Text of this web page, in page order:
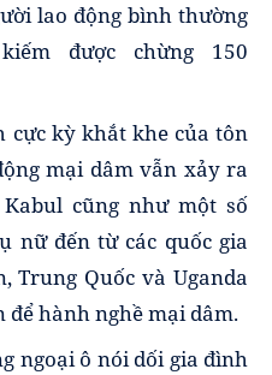
lao động bình thường
được chừng 150
cực kỳ khắt khe của tôn
mại dâm vẫn xảy ra
cũng như một số
nữ đến từ các quốc gia
Trung Quốc và Uganda
hành nghề mại dâm.
ngoại ô nói dối gia đình